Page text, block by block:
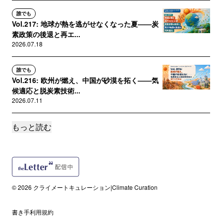
誰でも
Vol.217: 地球が熱を逃がせなくなった夏——炭
素政策の後退と再エ...
2026.07.18
誰でも
Vol.216: 欧州が燃え、中国が砂漠を拓く——気
候適応と脱炭素技術...
2026.07.11
誰でも
2026.07.04
Vol.214: 中国が世界のエネルギーを動かす——
2026.06.27
もっと読む
© 2026 クライメートキュレーション|Climate Curation
書き手利用規約